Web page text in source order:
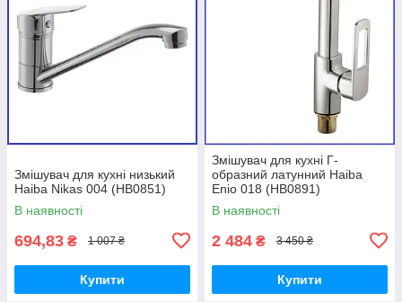
Змішувач для кухні низький
Haiba Nikas 004 (HB0851)
В наявності
694,83 ₴ 1 007 ₴
Купити
Змішувач для кухні Г-
образний латунний Haiba
Enio 018 (HB0891)
В наявності
2 484 ₴ 3 450 ₴
Купити